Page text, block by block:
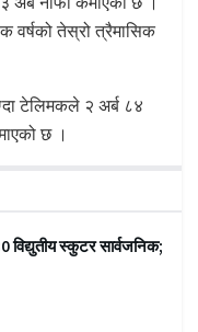
वर्षको तेस्रो त्रैमासिक
टेलिमकले २ अर्ब ८४
छ ।
विद्युतीय स्कुटर सार्वजनिक;